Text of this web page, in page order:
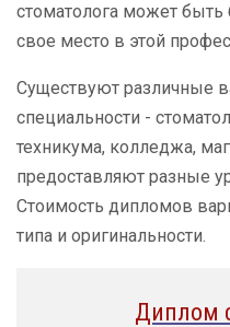
стоматолога может
свое место в этой
Существуют различные
специальности -
техникума, колледжа,
предоставляют разные
Стоимость дипломов
типа и оригинальности.
Диплом